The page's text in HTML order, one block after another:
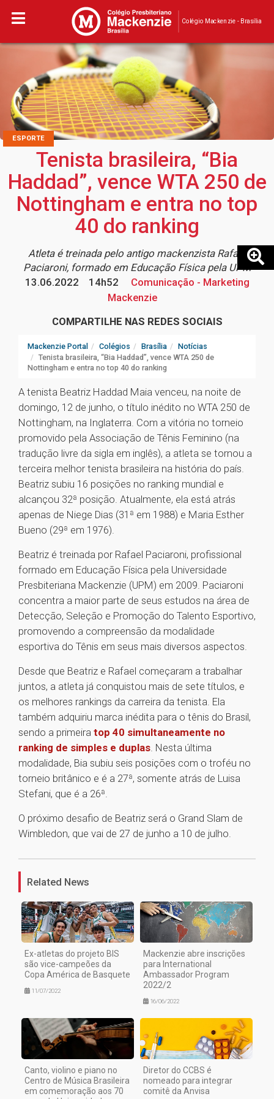
Colégio Mackenzie - Brasília
ESPORTE
Tenista brasileira, “Bia
Haddad”, vence WTA 250 de
Nottingham e entra no top
40 do ranking
Atleta é treinada pelo antigo mackenzista Rafael
Paciaroni, formado em Educação Física pela UPM
13.06.2022
14h52
Comunicação - Marketing
Mackenzie
COMPARTILHE NAS REDES SOCIAIS
Mackenzie Portal Colégios Brasília
Notícias
Tenista brasileira, “Bia Haddad”, vence WTA 250 de
Nottingham e entra no top 40 do ranking
A tenista Beatriz Haddad Maia venceu, na noite de
domingo, 12 de junho, o título inédito no WTA 250 de
Nottingham, na Inglaterra. Com a vitória no torneio
promovido pela Associação de Tênis Feminino (na
tradução livre da sigla em inglês), a atleta se tornou a
terceira melhor tenista brasileira na história do país.
Beatriz subiu 16 posições no ranking mundial e
alcançou 32ª posição. Atualmente, ela está atrás
apenas de Niege Dias (31ª em 1988) e Maria Esther
Bueno (29ª em 1976).
Beatriz é treinada por Rafael Paciaroni, profissional
formado em Educação Física pela Universidade
Presbiteriana Mackenzie (UPM) em 2009. Paciaroni
concentra a maior parte de seus estudos na área de
Detecção, Seleção e Promoção do Talento Esportivo,
promovendo a compreensão da modalidade
esportiva do Tênis em seus mais diversos aspectos.
Desde que Beatriz e Rafael começaram a trabalhar
juntos, a atleta já conquistou mais de sete títulos, e
os melhores rankings da carreira da tenista. Ela
também adquiriu marca inédita para o tênis do Brasil,
sendo a primeira top 40 simultaneamente no
ranking de simples e duplas. Nesta última
modalidade, Bia subiu seis posições com o troféu no
torneio britânico e é a 27ª, somente atrás de Luisa
Stefani, que é a 26ª.
O próximo desafio de Beatriz será o Grand Slam de
Wimbledon, que vai de 27 de junho a 10 de julho.
1
Related News
Ex-atletas do projeto BIS
são vice-campeões da
Copa América de Basquete
11/07/2022
Mackenzie abre inscrições
para International
Ambassador Program
2022/2
16/06/2022
Canto, violino e piano no
Centro de Música Brasileira
em comemoração aos 70
Diretor do CCBS é
nomeado para integrar
comitê da Anvisa